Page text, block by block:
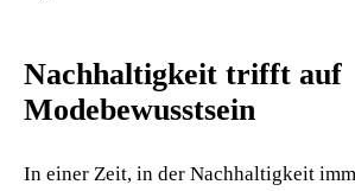
Nachhaltigkeit trifft auf
Modebewusstsein
In einer Zeit, in der Nachhaltigkeit